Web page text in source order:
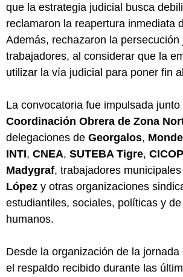
que la estrategia judicial busca
reclamaron la reapertura inmediata
Además, rechazaron la
trabajadores, al considerar que la
utilizar la vía judicial para poner fin
La convocatoria fue impulsada junto
Coordinación Obrera de Zona
delegaciones de Georgalos,
INTI, CNEA, SUTEBA Tigre,
Madygraf, trabajadores
López y otras organizaciones
estudiantiles, sociales, políticas y
humanos.
Desde la organización de la
el respaldo recibido durante las